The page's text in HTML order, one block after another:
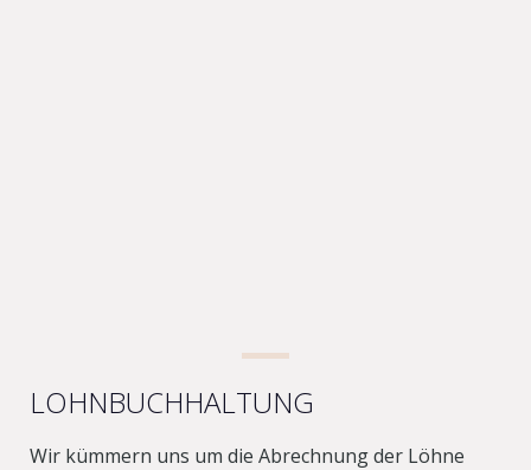
LOHNBUCHHALTUNG
Wir kümmern uns um die Abrechnung der Löhne